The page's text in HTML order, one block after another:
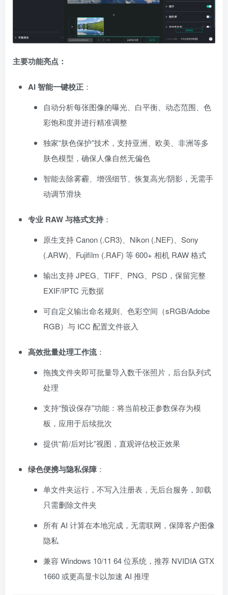
主要功能亮点：
AI 智能一键校正 ：
自动分析每张图像的曝光、白平衡、动态范围、色
彩饱和度并进行精准调整
独家“肤色保护”技术，支持亚洲、欧美、非洲等多
肤色模型，确保人像自然无偏色
智能去除雾霾、增强细节、恢复高光/阴影，无需手
动调节滑块
专业 RAW 与格式支持：
原生支持 Canon (.CR3)、Nikon (.NEF)、Sony
(.ARW)、Fujifilm (.RAF) 等 600+ 相机 RAW 格式
输出支持 JPEG、TIFF、PNG、PSD，保留完整
EXIF/IPTC 元数据
可自定义输出命名规则、色彩空间（sRGB/Adobe
RGB）与 ICC 配置文件嵌入
高效批量处理工作流：
拖拽文件夹即可批量导入数千张照片，后台队列式
处理
支持“预设保存”功能：将当前校正参数保存为模
板，应用于后续批次
提供“前/后对比”视图，直观评估校正效果
绿色便携与隐私保障 ：
单文件夹运行，不写入注册表，无后台服务，卸载
只需删除文件夹
所有 AI 计算在本地完成，无需联网，保障客户图像
隐私
兼容 Windows 10/11 64 位系统，推荐 NVIDIA GTX
1660 或更高显卡以加速 AI 推理